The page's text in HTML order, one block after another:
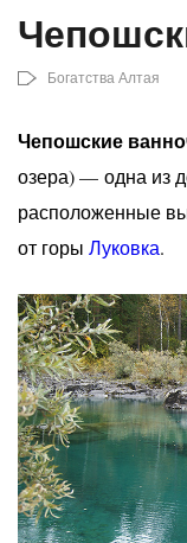
Богатства Алтая
Чепошские
озера) — одна из
расположенные
от горы Луковка.